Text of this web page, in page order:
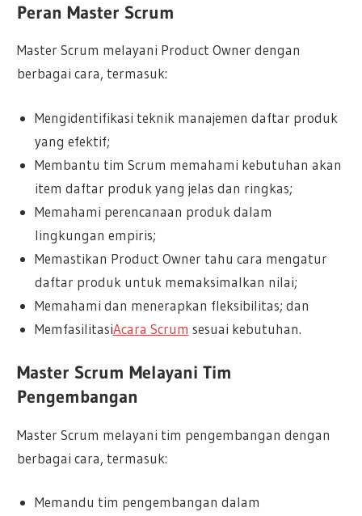
Peran Master Scrum
Master Scrum melayani Product Owner dengan
berbagai cara, termasuk:
Mengidentifikasi teknik manajemen daftar produk
yang efektif;
Membantu tim Scrum memahami kebutuhan akan
item daftar produk yang jelas dan ringkas;
Memahami perencanaan produk dalam
lingkungan empiris;
Memastikan Product Owner tahu cara mengatur
daftar produk untuk memaksimalkan nilai;
Memahami dan menerapkan fleksibilitas; dan
MemfasilitasiAcara Scrum sesuai kebutuhan.
Master Scrum Melayani Tim
Pengembangan
Master Scrum melayani tim pengembangan dengan
berbagai cara, termasuk:
Memandu tim pengembangan dalam